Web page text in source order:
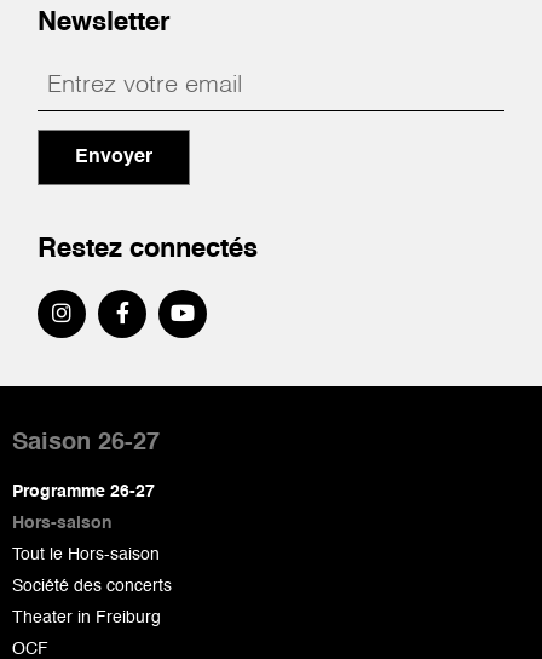
Newsletter
Envoyer
Restez connectés
de
page
Saison 26-27
Programme 26-27
Hors-saison
Tout le Hors-saison
Société des concerts
Theater in Freiburg
OCF